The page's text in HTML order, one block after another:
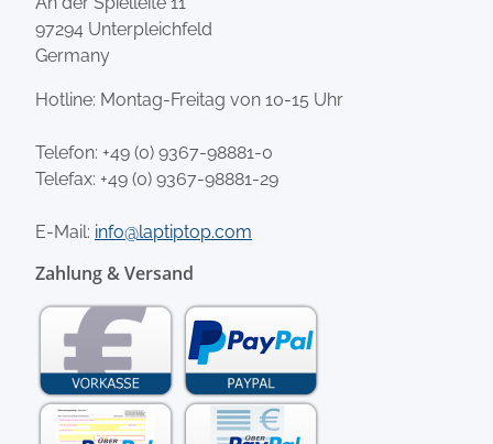
97294 Unterpleichfeld
Germany
Hotline: Montag-Freitag von 10-15 Uhr
Telefon: +49 (0) 9367-98881-0
Telefax: +49 (0) 9367-98881-29
E-Mail: info@laptiptop.com
Zahlung & Versand